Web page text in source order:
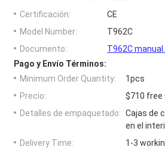
Certificación:
CE
Model Number:
T962C
Documento:
T962C
Pago y Envío Términos:
Minimum Order Quantity:
1pcs
Precio:
$710 free
Detalles de empaquetado: Cajas de
en el
Delivery Time:
1-3